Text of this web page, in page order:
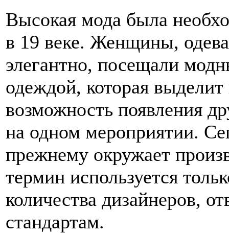
Высокая мода была
в 19 веке. Женщины,
элегантно, посещали
одеждой, которая
возможность появления
на одном мероприятии.
прежнему окружает
термин используется
количества дизайнеров,
стандартам.